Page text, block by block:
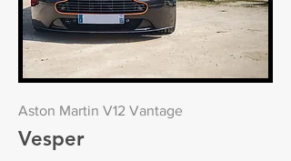
Aston Martin V12 Vantage
Vesper